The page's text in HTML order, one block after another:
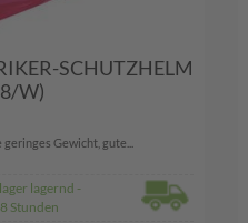
SCHUTZHELM
W)
Gewicht, gute...
lagernd -
Stunden